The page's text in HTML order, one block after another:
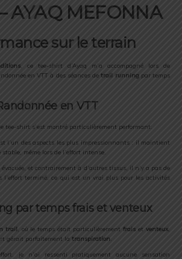
AYAQ MEFONNA
sur le terrain
, ce tee-shirt d’Ayaq m’a accompagné lors de
en VTT à des séances detrail running par temps
en VTT
le tee-shirt s’est montré particulièrement performant.
l’un des aspects les plus impressionnants : il maintient
même lors de l’effort intense.
et contrairement à d’autres tissus, il n’y a pas de
l’effort terminé, ce qui est un vrai plus pour les activités
par temps frais et venteux
trail, où le temps était particulièrementfrais etventeux,
gérait parfaitement la transpiration.
je n’ai ressenti pratiquement aucune sensation